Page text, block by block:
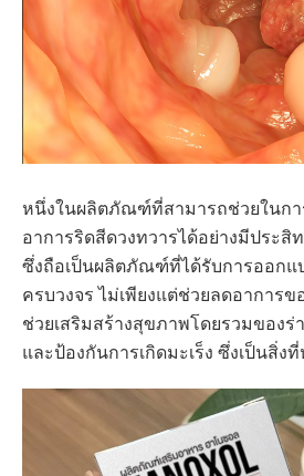
หนึ่งในผลิตภัณฑ์ที่สามารถช่วยในกา
อาการริดสีดวงทวารได้อย่างมีประสิ
ซึ่งถือเป็นผลิตภัณฑ์ที่ได้รับการออกแ
ครบวงจร ไม่เพียงแต่ช่วยลดอาการข
ช่วยเสริมสร้างสุขภาพโดยรวมของร่
และป้องกันการเกิดมะเร็ง ซึ่งเป็นสิ่ง